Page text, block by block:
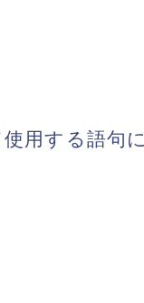
用する語句